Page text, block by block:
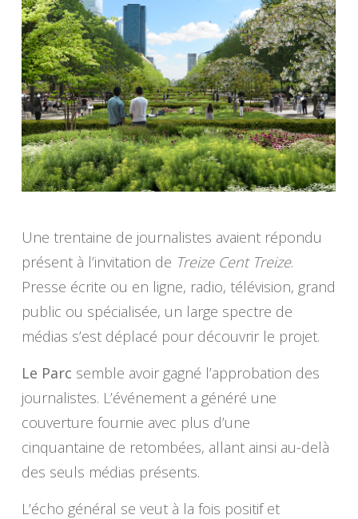
Une trentaine de journalistes avaient répondu
présent à l’invitation de Treize Cent Treize.
Presse écrite ou en ligne, radio, télévision, grand
public ou spécialisée, un large spectre de
médias s’est déplacé pour découvrir le projet.
Le Parc semble avoir gagné l’approbation des
journalistes. L’événement a généré une
couverture fournie avec plus d’une
cinquantaine de retombées, allant ainsi au-delà
des seuls médias présents.
L’écho général se veut à la fois positif et